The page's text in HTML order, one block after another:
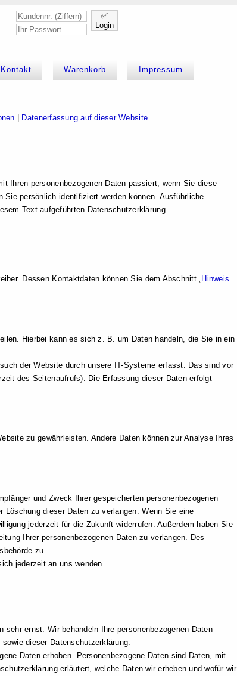
✅
Login
Kontakt Warenkorb Impressum
Datenerfassung auf dieser Website
Ihren personenbezogenen Daten passiert, wenn Sie diese
persönlich identifiziert werden können. Ausführliche
Text aufgeführten Datenschutzerklärung.
Dessen Kontaktdaten können Sie dem Abschnitt „
Hinweis
Hierbei kann es sich z. B. um Daten handeln, die Sie in ein
der Website durch unsere IT-Systeme erfasst. Das sind vor
des Seitenaufrufs). Die Erfassung dieser Daten erfolgt
zu gewährleisten. Andere Daten können zur Analyse Ihres
und Zweck Ihrer gespeicherten personenbezogenen
dieser Daten zu verlangen. Wenn Sie eine
jederzeit für die Zukunft widerrufen. Außerdem haben Sie
Ihrer personenbezogenen Daten zu verlangen. Des
zu.
jederzeit an uns wenden.
ernst. Wir behandeln Ihre personenbezogenen Daten
dieser Datenschutzerklärung.
Daten erhoben. Personenbezogene Daten sind Daten, mit
erläutert, welche Daten wir erheben und wofür wir